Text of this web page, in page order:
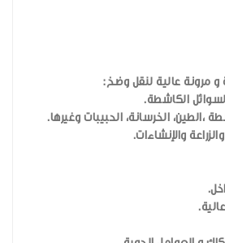
و مرونة عالية لنقل وضخ:
الكاشطة.
،الطين، الخرسانة، الحبيبات وغيرها.
والإنشاءات.